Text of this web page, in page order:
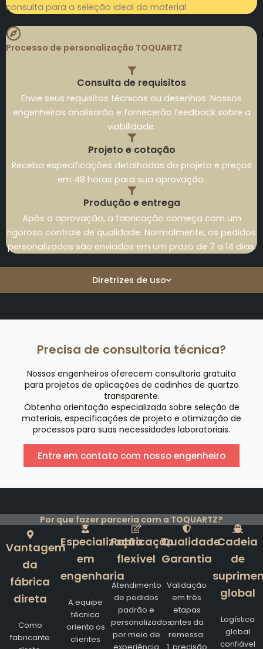
Diretrizes de uso
consulta para a seleção ideal do material.
Processo de personalização TOQUARTZ
Consulta de requisitos
Envie seus requisitos técnicos ou desenhos. Nossos
engenheiros analisarão e fornecerão feedback sobre a
viabilidade.
Projeto e cotação
Receba especificações detalhadas do projeto e preços
em 48 horas para sua aprovação.
Produção e entrega
Após a aprovação, a fabricação começa com um
rigoroso controle de qualidade. Normalmente, os pedidos
personalizados são enviados em um prazo de 7 a 14 dias.
Precisa de consultoria técnica?
Nossos engenheiros oferecem consultoria gratuita
para projetos de aplicações de cadinhos de quartzo
transparente.
Obtenha orientação especializada sobre seleção de
materiais, especificações de projeto e otimização de
processos para suas necessidades laboratoriais.
Entre em contato com nosso engenheiro
Por que fazer parceria com a TOQUARTZ?
Vantagem
da
fábrica
direta
Como
fabricante
Especialização
em
engenharia
A equipe
técnica
orienta os
clientes
Fabricação
flexível
Atendimento
de pedidos
padrão e
personalizados
por meio de
Qualidade
Garantia
Validação
em três
etapas
antes da
remessa:
Cadeia
de
global
Logística
global
confiável